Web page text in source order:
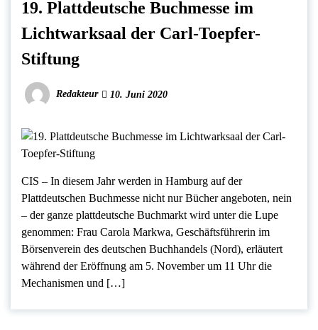
19. Plattdeutsche Buchmesse im
Lichtwarksaal der Carl-Toepfer-
Stiftung
Redakteur 10. Juni 2020
CIS – In diesem Jahr werden in Hamburg auf der
Plattdeutschen Buchmesse nicht nur Bücher angeboten, nein
– der ganze plattdeutsche Buchmarkt wird unter die Lupe
genommen: Frau Carola Markwa, Geschäftsführerin im
Börsenverein des deutschen Buchhandels (Nord), erläutert
während der Eröffnung am 5. November um 11 Uhr die
Mechanismen und […]